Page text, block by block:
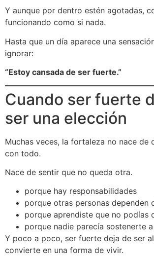
Y aunque por dentro estén agotadas,
funcionando como si nada.
Hasta que un día aparece una
ignorar:
“Estoy cansada de ser fuerte.”
Cuando ser fuerte
ser una elección
Muchas veces, la fortaleza no nace de
con todo.
Nace de sentir que no queda otra.
porque hay responsabilidades
porque otras personas dependen
porque aprendiste que no podías
porque nadie parecía sostenerte
Y poco a poco, ser fuerte deja de ser
convierte en una forma de vivir.